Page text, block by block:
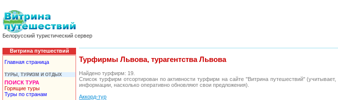
Белорусский туристический сервер
Витрина путешествий
Главная страница
ТУРЫ, ТУРИЗМ И ОТДЫХ
ПОИСК ТУРА
Горящие туры
Туры по странам
Турфирмы Львова, турагентства Львова
Найдено турфирм: 19.
Список турфирм отсортирован по активности турфирм на сайте "Витрина путешествий"
информации, насколько оперативно обновляют свои предложения).
Аккорд-тур